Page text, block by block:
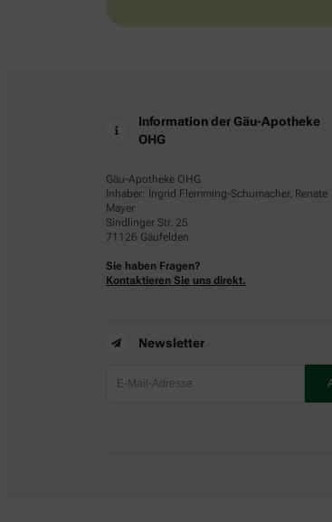
Information der Gäu-Apotheke
OHG
Gäu-Apotheke OHG
Inhaber: Ingrid Flemming-Schumacher, Renate
Mayer
Sindlinger Str. 25
71126 Gäufelden
Sie haben Fragen?
Kontaktieren Sie uns direkt.
Newsletter